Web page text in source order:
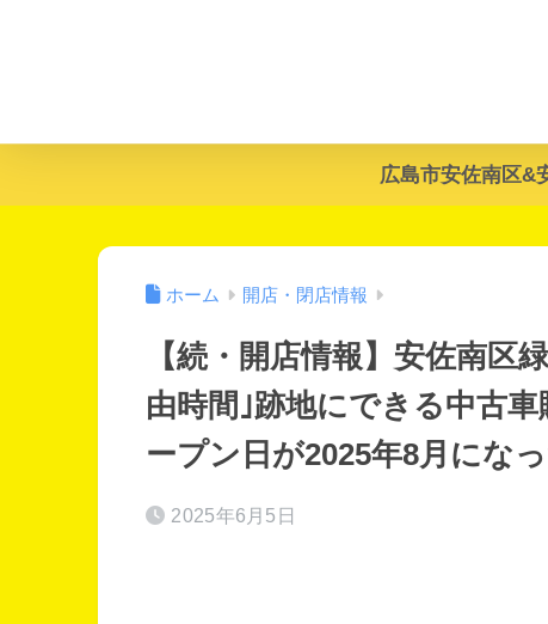
広島市安佐南区&
ホーム 開店・閉店情報
【続・開店情報】安佐南区
由時間｣跡地にできる中古
ープン日が2025年8月になっ
2025年6月5日